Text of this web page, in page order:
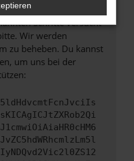
Schritte versucht
Wir werden
zu beheben. Du kannst
um uns bei der